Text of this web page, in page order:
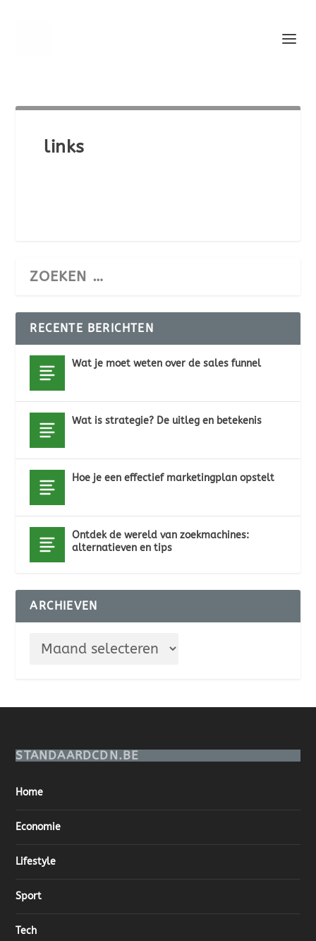
links
RECENTE BERICHTEN
Wat je moet weten over de sales funnel
Wat is strategie? De uitleg en betekenis
Hoe je een effectief marketingplan opstelt
Ontdek de wereld van zoekmachines:
alternatieven en tips
ARCHIEVEN
STANDAARDCDN.BE
Home
Economie
Lifestyle
Sport
Tech